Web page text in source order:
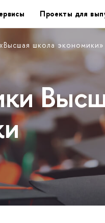
Проекты для
школа экономики»